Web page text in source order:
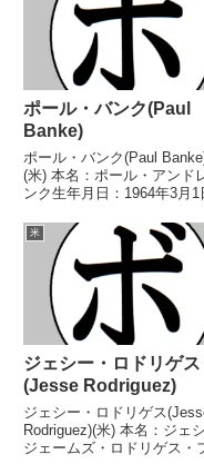
ポール・バンク(Paul
Banke)
ポール・バンク(Paul
(米) 本名：ポール・アンド
ンク生年月日：1964年3月1
敗 【獲得タイトル】WBA米
スーパーバンタム級王座第
WBC世界スーパーバンタム
座 ...
米
ジェシー・ロドリゲス
(Jesse Rodriguez)
ジェシー・ロドリゲス
Rodriguez)(米) 本名：ジェ
ジェームズ・ロドリゲス・